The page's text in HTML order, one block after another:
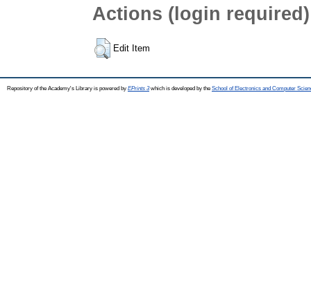
Actions (login required)
Edit Item
Repository of the Academy's Library is powered by EPrints 3which is developed by the School of Electronics and Computer